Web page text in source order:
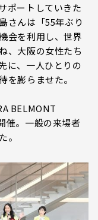
ポートしていきた
さんは「55年ぶり
会を利用し、世界
、大阪の女性たち
に、一人ひとりの
を膨らませた。
BELMONT
催。一般の来場者
。